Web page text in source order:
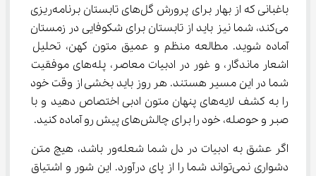
باغبانی که از بهار برای پرورش گل‌های تابستان برنامه‌ریزی
می‌کند، شما نیز باید از تابستان برای شکوفایی در زمستان
آماده شوید. مطالعه منظم و عمیق متون کهن، تحلیل
اشعار ماندگار، و غور در ادبیات معاصر، پله‌های موفقیت
شما در این مسیر هستند. هر روز باید بخشی از وقت خود
را به کشف لایه‌های پنهان متون ادبی اختصاص دهید و با
صبر و حوصله، خود را برای چالش‌های پیش رو آماده کنید.
اگر عشق به ادبیات در دل شما شعله‌ور باشد، هیچ متن
دشواری نمی‌تواند شما را از پای درآورد. این شور و اشتیاق